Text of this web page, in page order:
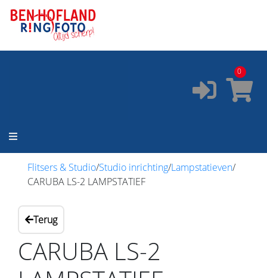
Printservice
Fotocursus✔️Occasions
0
Flitsers & Studio/Studio inrichting/Lampstatieven/
CARUBA LS-2 LAMPSTATIEF
Terug
CARUBA LS-2